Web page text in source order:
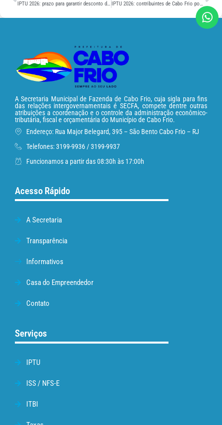
IPTU 2026: prazo para garantir desconto de 10%, em Cabo Frio, termina na terça (20) IPTU 2026: contribuintes de Cabo Frio podem pagar com desconto de 8% até sábado (31)
A Secretaria Municipal de Fazenda de Cabo Frio, cuja sigla para fins
das relações intergovernamentais é SECFA, compete dentre outras
atribuições a coordenação e o controle da administração econômico-
tributária, fiscal e orçamentária do Município de Cabo Frio.
Endereço: Rua Major Belegard, 395 – São Bento Cabo Frio – RJ
Telefones: 3199-9936 / 3199-9937
Funcionamos a partir das 08:30h às 17:00h
Acesso Rápido
A Secretaria
Transparência
Informativos
Casa do Empreendedor
Contato
Serviços
IPTU
ISS / NFS-E
ITBI